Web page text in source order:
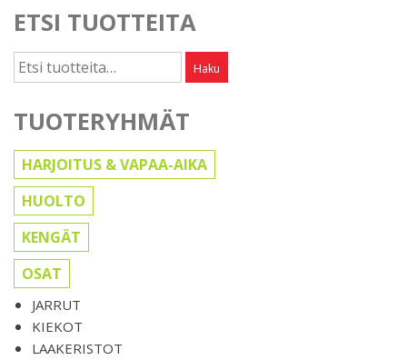
ETSI TUOTTEITA
Etsi: Haku
TUOTERYHMÄT
HARJOITUS & VAPAA-AIKA
HUOLTO
KENGÄT
OSAT
JARRUT
KIEKOT
LAAKERISTOT